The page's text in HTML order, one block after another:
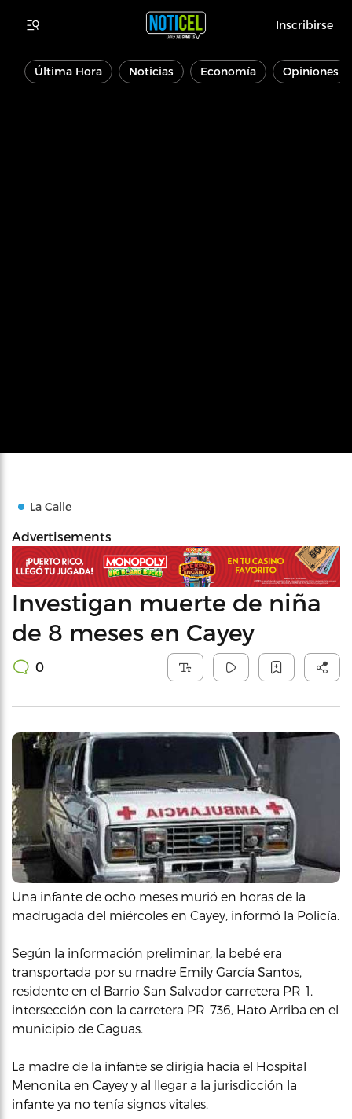
Inscribirse
Última Hora Noticias Economía Opiniones
La Calle
Advertisements
Investigan muerte de niña
de 8 meses en Cayey
0
Una infante de ocho meses murió en horas de la
madrugada del miércoles en Cayey, informó la Policía.
Según la información preliminar, la bebé era
transportada por su madre Emily García Santos,
residente en el Barrio San Salvador carretera PR-1,
intersección con la carretera PR-736, Hato Arriba en el
municipio de Caguas.
La madre de la infante se dirigía hacia el Hospital
Menonita en Cayey y al llegar a la jurisdicción la
infante ya no tenía signos vitales.